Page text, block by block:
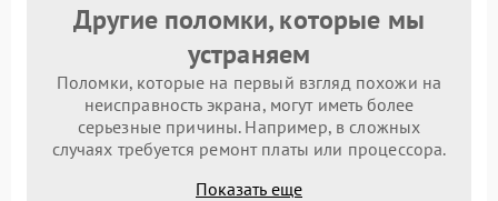
Другие поломки, которые мы
устраняем
Поломки, которые на первый взгляд похожи на
неисправность экрана, могут иметь более
серьезные причины. Например, в сложных
случаях требуется ремонт платы или процессора.
Показать еще